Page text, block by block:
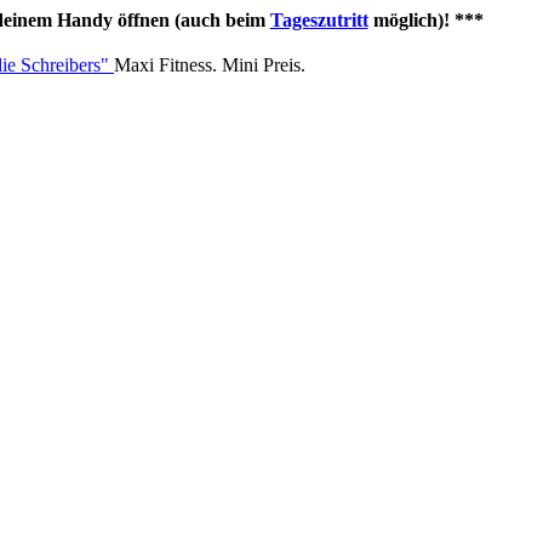
Handy öffnen (auch beim Tageszutrittmöglich)! ***
Maxi Fitness. Mini Preis.